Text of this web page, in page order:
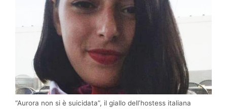
“Aurora non si è suicidata”, il giallo dell’hostess italiana